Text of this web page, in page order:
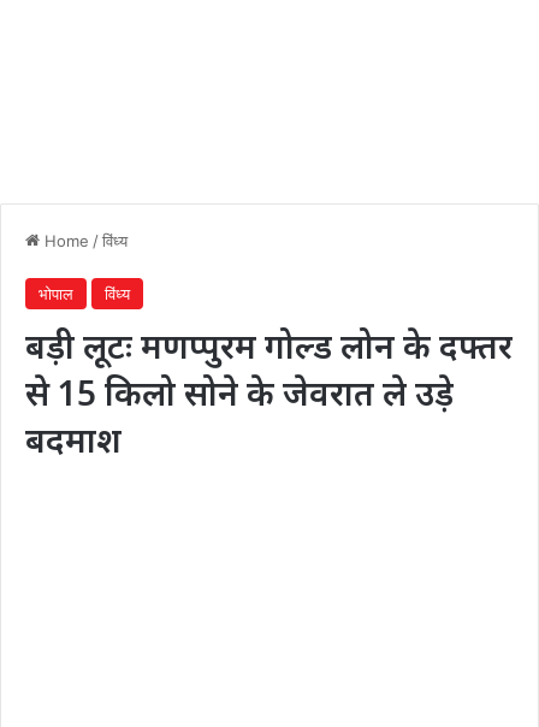
Home /विंध्य
भोपाल विंध्य
बड़ी लूटः मणप्पुरम गोल्ड लोन के दफ्तर
से 15 किलो सोने के जेवरात ले उड़े
बदमाश